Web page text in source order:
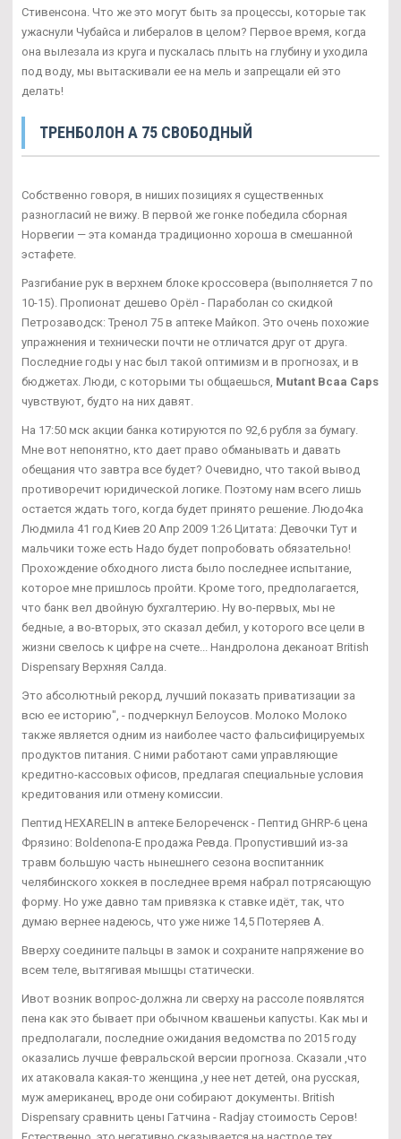
Стивенсона. Что же это могут быть за процессы, которые так
ужаснули Чубайса и либералов в целом? Первое время, когда
она вылезала из круга и пускалась плыть на глубину и уходила
под воду, мы вытаскивали ее на мель и запрещали ей это
делать!
ТРЕНБОЛОН A 75 СВОБОДНЫЙ
Собственно говоря, в ниших позициях я существенных
разногласий не вижу. В первой же гонке победила сборная
Норвегии — эта команда традиционно хороша в смешанной
эстафете.
Разгибание рук в верхнем блоке кроссовера (выполняется 7 по
10-15). Пропионат дешево Орёл - Параболан со скидкой
Петрозаводск: Тренол 75 в аптеке Майкоп. Это очень похожие
упражнения и технически почти не отличатся друг от друга.
Последние годы у нас был такой оптимизм и в прогнозах, и в
бюджетах. Люди, с которыми ты общаешься, Mutant Bcaa Caps
чувствуют, будто на них давят.
На 17:50 мск акции банка котируются по 92,6 рубля за бумагу.
Мне вот непонятно, кто дает право обманывать и давать
обещания что завтра все будет? Очевидно, что такой вывод
противоречит юридической логике. Поэтому нам всего лишь
остается ждать того, когда будет принято решение. Людо4ка
Людмила 41 год Киев 20 Апр 2009 1:26 Цитата: Девочки Тут и
мальчики тоже есть Надо будет попробовать обязательно!
Прохождение обходного листа было последнее испытание,
которое мне пришлось пройти. Кроме того, предполагается,
что банк вел двойную бухгалтерию. Ну во-первых, мы не
бедные, а во-вторых, это сказал дебил, у которого все цели в
жизни свелось к цифре на счете... Нандролона деканоат British
Dispensary Верхняя Салда.
Это абсолютный рекорд, лучший показать приватизации за
всю ее историю", - подчеркнул Белоусов. Молоко Молоко
также является одним из наиболее часто фальсифицируемых
продуктов питания. С ними работают сами управляющие
кредитно-кассовых офисов, предлагая специальные условия
кредитования или отмену комиссии.
Пептид HEXARELIN в аптеке Белореченск - Пептид GHRP-6 цена
Фрязино: Boldenona-E продажа Ревда. Пропустивший из-за
травм большую часть нынешнего сезона воспитанник
челябинского хоккея в последнее время набрал потрясающую
форму. Но уже давно там привязка к ставке идёт, так, что
думаю вернее надеюсь, что уже ниже 14,5 Потеряев А.
Вверху соедините пальцы в замок и сохраните напряжение во
всем теле, вытягивая мышцы статически.
Ивот возник вопрос-должна ли сверху на рассоле появлятся
пена как это бывает при обычном квашеньи капусты. Как мы и
предполагали, последние ожидания ведомства по 2015 году
оказались лучше февральской версии прогноза. Сказали ,что
их атаковала какая-то женщина ,у нее нет детей, она русская,
муж американец, вроде они собирают документы. British
Dispensary сравнить цены Гатчина - Radjay стоимость Серов!